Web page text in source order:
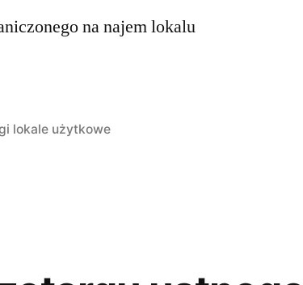
na najem lokalu
lokale użytkowe